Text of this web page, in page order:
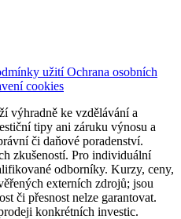
užitíOchrana osobních
cookies
výhradně ke vzdělávání a
tipy ani záruku výnosu a
či daňové poradenství.
zkušeností. Pro individuální
odborníky. Kurzy, ceny,
externích zdrojů; jsou
či přesnost nelze garantovat.
konkrétních investic.